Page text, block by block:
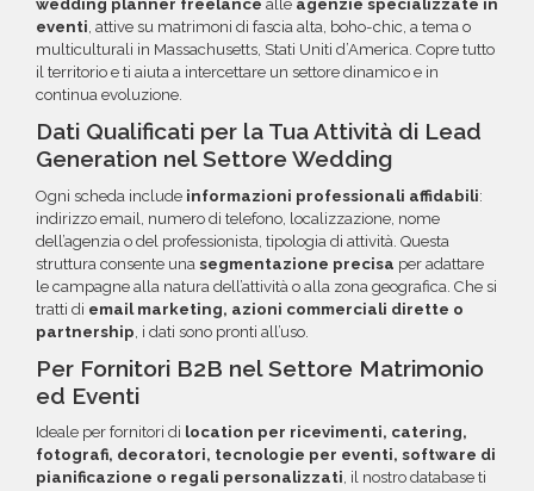
wedding planner freelance alle agenzie specializzate in
eventi, attive su matrimoni di fascia alta, boho-chic, a tema o
multiculturali in Massachusetts, Stati Uniti d’America. Copre tutto
il territorio e ti aiuta a intercettare un settore dinamico e in
continua evoluzione.
Dati Qualificati per la Tua Attività di Lead
Generation nel Settore Wedding
Ogni scheda include informazioni professionali affidabili:
indirizzo email, numero di telefono, localizzazione, nome
dell’agenzia o del professionista, tipologia di attività. Questa
struttura consente una segmentazione precisa per adattare
le campagne alla natura dell’attività o alla zona geografica. Che si
tratti di email marketing, azioni commerciali dirette o
partnership , i dati sono pronti all’uso.
Per Fornitori B2B nel Settore Matrimonio
ed Eventi
Ideale per fornitori di location per ricevimenti, catering,
fotografi, decoratori, tecnologie per eventi, software di
pianificazione o regali personalizzati, il nostro database ti